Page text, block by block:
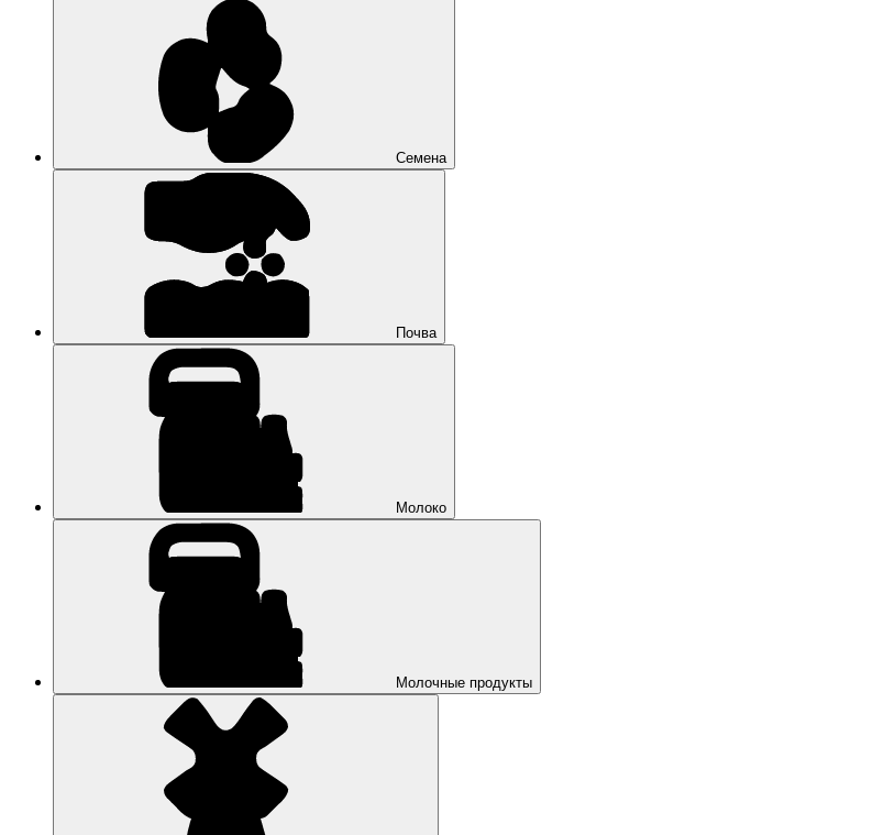
Семена
Почва
Молоко
Молочные продукты